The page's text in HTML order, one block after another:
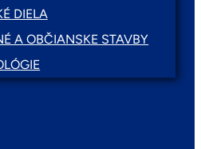
DIELA
A OBČIANSKE STAVBY